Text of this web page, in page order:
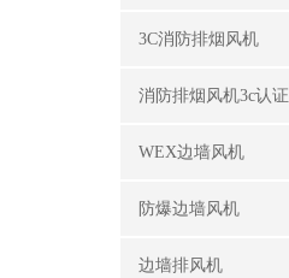
3C消防排烟风机
消防排烟风机3c认证
WEX边墙风机
防爆边墙风机
边墙排风机